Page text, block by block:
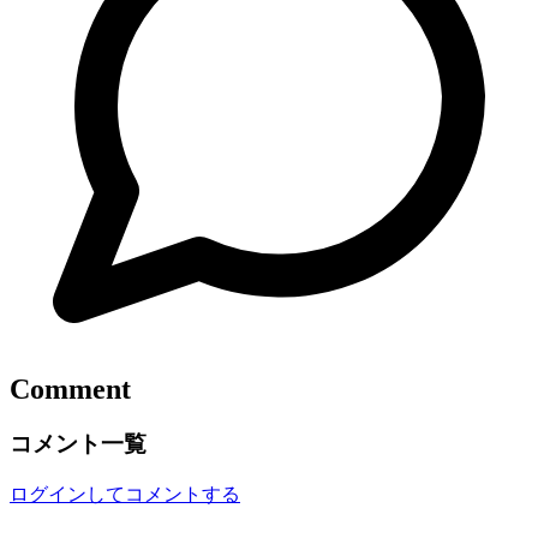
Comment
コメント一覧
ログインしてコメントする